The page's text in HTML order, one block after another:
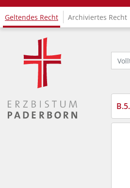
Logo Fachinformationssystem
Geltendes Recht Archiviertes Recht